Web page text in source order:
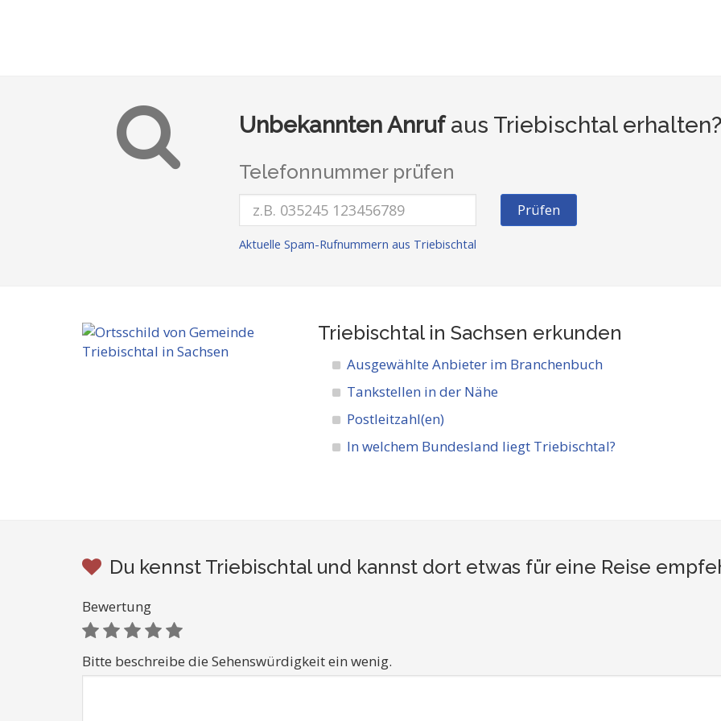
Unbekannten Anrufaus Triebischtal
Telefonnummer prüfen
Prüfen
Aktuelle Spam-Rufnummern aus Triebischtal
Triebischtal in Sachsen erkunden
Ausgewählte Anbieter im Branchenbuch
Tankstellen in der Nähe
Postleitzahl(en)
In welchem Bundesland liegt Triebischtal?
Du kennst Triebischtal und kannst dort etwas für eine Reise
Bewertung
Bitte beschreibe die Sehenswürdigkeit ein wenig.